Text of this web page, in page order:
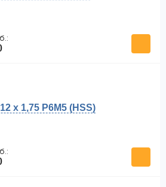
x 1,75 P6M5 (HSS)